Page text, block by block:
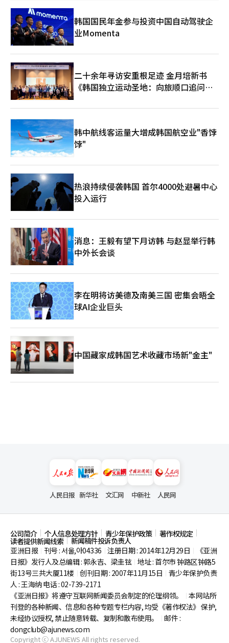
本。 基本是记忆。 原则是感恩。 常识是一个不忘牺牲的社会才是
健康的社会。 保卫新春文艺不仅仅是一个文学活动，而是将支撑
韩国的价值和精神传递给下一代的社会承诺。 经济可能会经历增
长与衰退的循环，技术也在不断变化。然而，只有记住为国家牺牲
的人们的共同体，才能创造可持续的未来。 2026亚洲经济保卫新
春文艺之所以更具意义，正是因为它记录记忆、扩展记录为内容，
并通过内容与下一代连接。这不仅仅是一个活动，而是为韩国的未
来做准备的工作。 纪念日留给我们的问题归根结底只有一个。 我
们究竟将如何把先烈们捍卫的韩国传递给下一代？答案始于保护记
忆。而保卫新春文艺将成为连接这些记忆的珍贵桥梁。※ 本报道
经人工智能（AI）系统翻译与编辑。
的褒奖月正是重温这种连接的时刻，而褒奖新春文艺则是用具体语
言实现这种连接的场所。通过文字，我们重新遇见过去，重新思考
现在。在这个过程中，个人的经验扩展为集体的记忆。黄智贤的步
伐不是终点，而是起点。这个起点将成为他人的出发点。同样，我
们记录的一篇文章、记住的一个故事将成为下一代的标准。最终，
问题只有一个。我们将记住什么？通过记忆，我们将确立什么标
准？女军士长的诞生和褒奖新春文艺虽然是不同的场景，但提出了
同样的问题：记住过去，选择现在，准备未来。对此问题的答案并
不宏大。每个人在自己的位置上履行职责，并记录这些故事。这样
积累的故事将塑造一个社会的方向。※ 本报道经人工智能（AI）系
韩国国民年金参与投资中国自动驾驶企
业Momenta
二十余年寻访安重根足迹 金月培新书
《韩国独立运动圣地：向旅顺口追问历
韩中航线客运量大增成韩国航空业"香饽
饽"
热浪持续侵袭韩国 首尔4000处避暑中心
投入运行
消息：王毅有望下月访韩 与赵显举行韩
中外长会谈
李在明将访美德及南美三国 密集会晤全
球AI企业巨头
中国藏家成韩国艺术收藏市场新"金主"
人民日报 新华社 文汇网 中新社 人民网
公司简介 个人信息处理方针 青少年保护政策 著作权规定
读者提供新闻线索
新闻稿件投诉负责人
亚洲日报
刊号 : 서울,아04336 注册日期 : 2014年12月29日
《亚洲
日报》发行人及总编辑 : 郭永吉、梁圭铉 地址 : 首尔市钟路区钟路5
街13号三共大厦11楼 创刊日期 : 2007年11月15日
青少年保护负责
人 : 王海纳 电话 : 02-739-2171
《亚洲日报》将遵守互联网新闻委员会制定的伦理纲领。
本网站所
刊登的各种新闻、信息和各种专题专栏内容, 均受《著作权法》 保护,
未经协议授权, 禁止随意转载、复制和散布使用。
邮件 :
dongclub@ajunews.com
Copyright ⓒ AJUNEWS All rights reserved.